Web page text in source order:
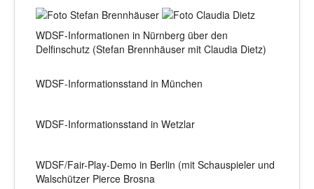
WDSF-Informationen in Nürnberg über den
Delfinschutz (Stefan Brennhäuser mit Claudia Dietz)
WDSF-Informationsstand in München
WDSF-Informationsstand in Wetzlar
WDSF/Fair-Play-Demo in Berlin (mit Schauspieler und
Walschützer Pierce Brosna